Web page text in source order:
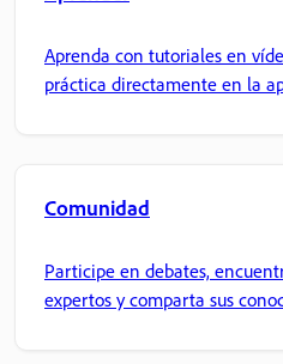
Aprenda con tutoriales en
práctica directamente en la
Comunidad
Participe en debates,
expertos y comparta sus